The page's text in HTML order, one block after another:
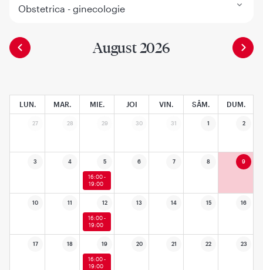
Obstetrica - ginecologie
August 2026
LUN. MAR. MIE. JOI VIN. SÂM. DUM.
27 28 29 30 31 1 2
3 4 5 6 7 8 9
16:00 -
19:00
10 11 12 13 14 15 16
16:00 -
19:00
17 18 19 20 21 22 23
16:00 -
19:00